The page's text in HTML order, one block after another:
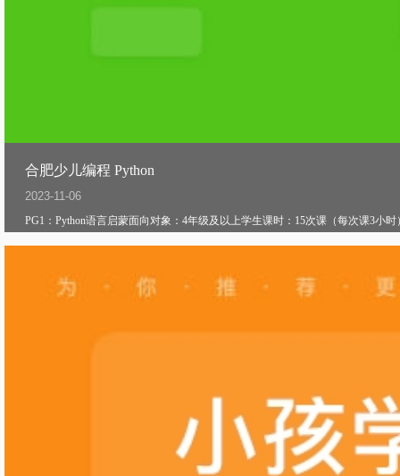
合肥少儿编程 Python
2023-11-06
PG1：Python语言启蒙面向对象：4年级及以上学生课时：15次课（每次课3小